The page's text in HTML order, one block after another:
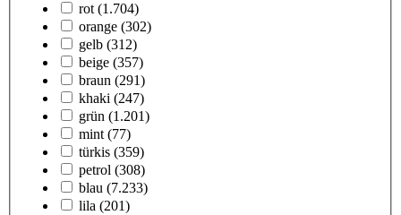
rot (1.704)
orange (302)
gelb (312)
beige (357)
braun (291)
khaki (247)
grün (1.201)
mint (77)
türkis (359)
petrol (308)
blau (7.233)
lila (201)